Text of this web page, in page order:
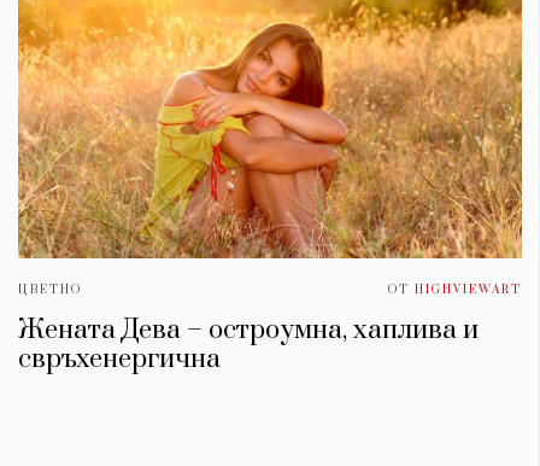
ЦВЕТНО ОТ HIGHVIEWART
Жената Дева – остроумна, хаплива и
свръхенергична